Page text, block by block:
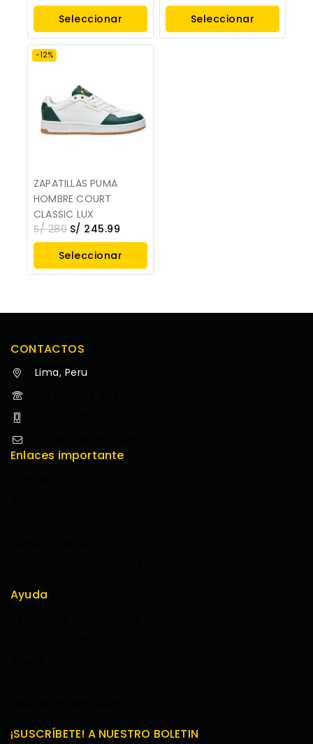
Seleccionar
Opciones
Seleccionar
Opciones
-12%
ZAPATILLAS PUMA
HOMBRE COURT
CLASSIC LUX
S/280 S/ 245.99
Seleccionar
Opciones
CONTACTOS
Lima, Peru
Enlaces importante
Ayuda
¡SUSCRÍBETE! A NUESTRO BOLETIN